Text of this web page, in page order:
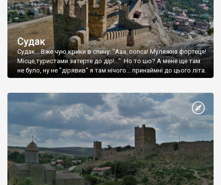
Судак
Судак... Вже чую крики в спину: "Ааа, попса! Муляжна фортеця!
Місце,туристами затерте до дір!..." Но то шо? А мене ще там
не було, ну не "дірявив" я там нічого... принаймні до цього літа.